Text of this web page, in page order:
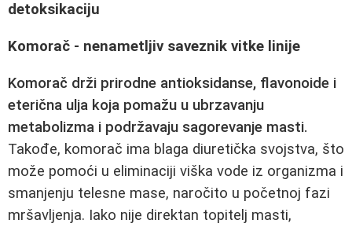
detoksikaciju
Komorač - nenametljiv saveznik vitke linije
Komorač drži prirodne antioksidanse, flavonoide i
eterična ulja koja pomažu u ubrzavanju
metabolizma i podržavaju sagorevanje masti.
Takođe, komorač ima blaga diuretička svojstva, što
može pomoći u eliminaciji viška vode iz organizma i
smanjenju telesne mase, naročito u početnoj fazi
mršavljenja. Iako nije direktan topitelj masti,